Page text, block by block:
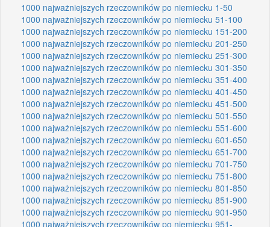
1000 najważniejszych rzeczowników po niemiecku 1-50
1000 najważniejszych rzeczowników po niemiecku 51-100
1000 najważniejszych rzeczowników po niemiecku 151-200
1000 najważniejszych rzeczowników po niemiecku 201-250
1000 najważniejszych rzeczowników po niemiecku 251-300
1000 najważniejszych rzeczowników po niemiecku 301-350
1000 najważniejszych rzeczowników po niemiecku 351-400
1000 najważniejszych rzeczowników po niemiecku 401-450
1000 najważniejszych rzeczowników po niemiecku 451-500
1000 najważniejszych rzeczowników po niemiecku 501-550
1000 najważniejszych rzeczowników po niemiecku 551-600
1000 najważniejszych rzeczowników po niemiecku 601-650
1000 najważniejszych rzeczowników po niemiecku 651-700
1000 najważniejszych rzeczowników po niemiecku 701-750
1000 najważniejszych rzeczowników po niemiecku 751-800
1000 najważniejszych rzeczowników po niemiecku 801-850
1000 najważniejszych rzeczowników po niemiecku 851-900
1000 najważniejszych rzeczowników po niemiecku 901-950
1000 najważniejszych rzeczowników po niemiecku 951-